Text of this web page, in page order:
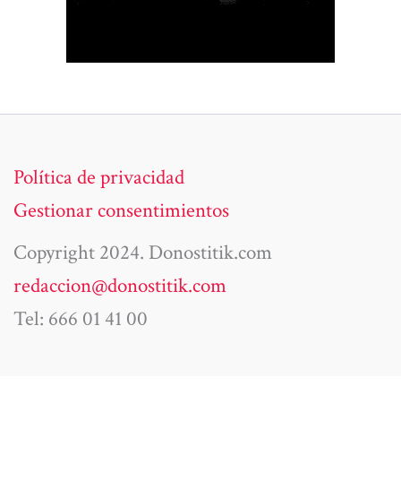
Política de privacidad
Gestionar consentimientos
Copyright 2024. Donostitik.com
redaccion@donostitik.com
Tel: 666 01 41 00